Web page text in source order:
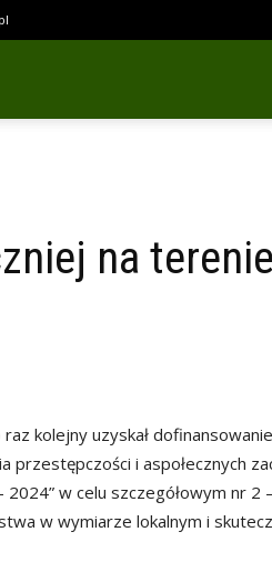
na
kolejny uzyskał
przestępczości i aspołecznych
2024” w celu szczegółowym nr
w wymiarze lokalnym i